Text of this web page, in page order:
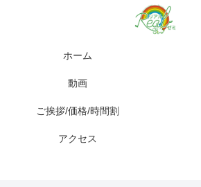
ホーム
動画
ご挨拶/価格/時間割
アクセス